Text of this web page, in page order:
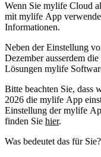
Wenn Sie mylife Cloud
mit mylife App
Informationen.
Neben der Einstellung
Dezember ausserdem
Lösungen mylife
Bitte beachten Sie, dass
2026 die mylife App
Einstellung der mylife
finden Sie hier.
Was bedeutet das für Sie?